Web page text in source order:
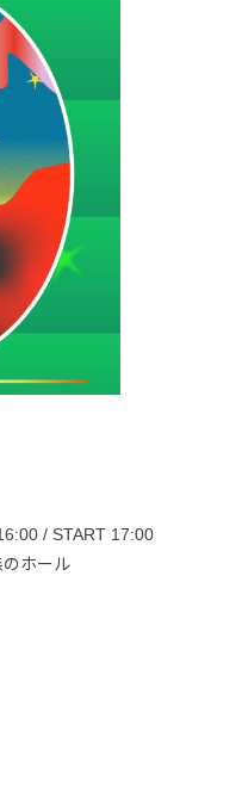
/ START 17:00
ホール